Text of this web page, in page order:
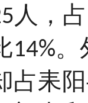
人，
14%。
占耒